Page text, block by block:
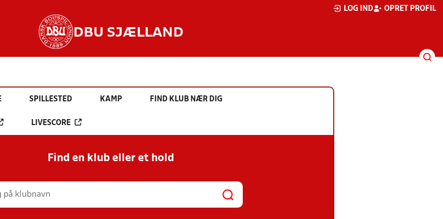
LOG IND OPRET PROFIL
DBU SJÆLLAND
SPILLESTED KAMP FIND KLUB NÆR DIG
LIVESCORE
Find en klub eller et hold